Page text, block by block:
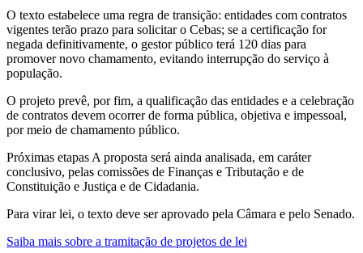
O texto estabelece uma regra de transição: entidades com contratos
vigentes terão prazo para solicitar o Cebas; se a certificação for
negada definitivamente, o gestor público terá 120 dias para
promover novo chamamento, evitando interrupção do serviço à
população.
O projeto prevê, por fim, a qualificação das entidades e a celebração
de contratos devem ocorrer de forma pública, objetiva e impessoal,
por meio de chamamento público.
Próximas etapas A proposta será ainda analisada, em caráter
conclusivo, pelas comissões de Finanças e Tributação e de
Constituição e Justiça e de Cidadania.
Para virar lei, o texto deve ser aprovado pela Câmara e pelo Senado.
Saiba mais sobre a tramitação de projetos de lei